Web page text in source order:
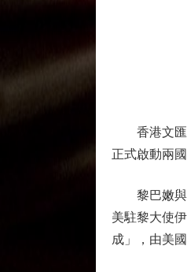
香港文匯報
正式啟動兩
黎巴嫩與以
美駐黎大使
成」，由美